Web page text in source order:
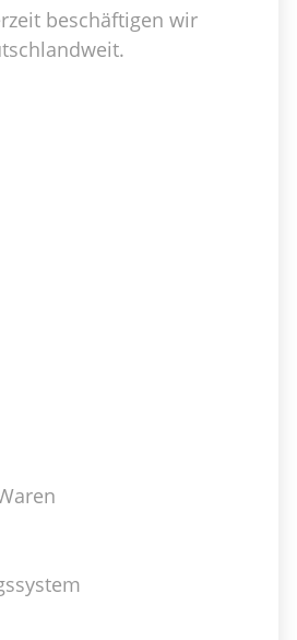
beschäftigen wir